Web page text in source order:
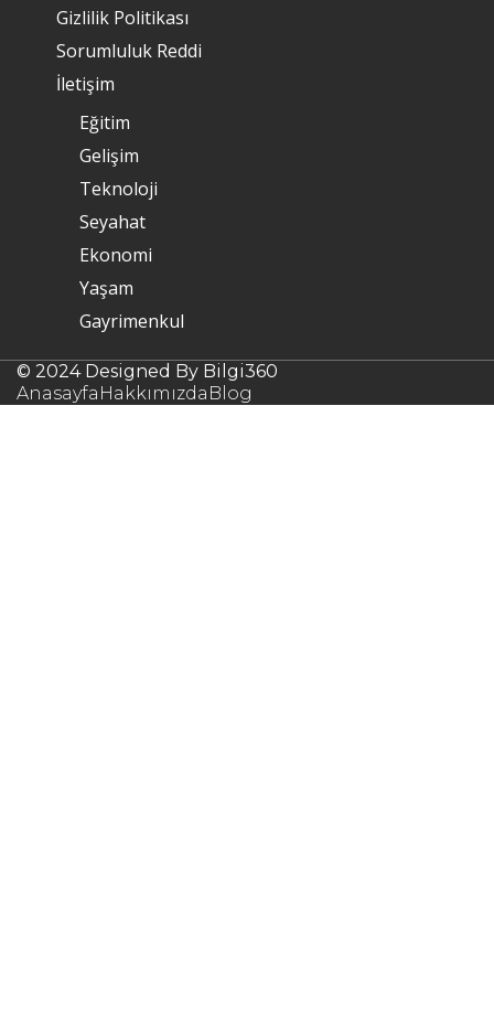
Gizlilik Politikası
Sorumluluk Reddi
İletişim
Eğitim
Gelişim
Teknoloji
Seyahat
Ekonomi
Yaşam
Gayrimenkul
© 2024 Designed By Bilgi360
Anasayfa Hakkımızda Blog